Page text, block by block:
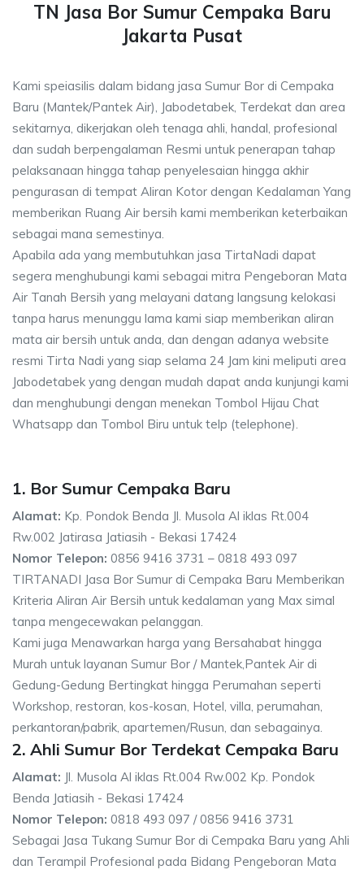
TN Jasa Bor Sumur Cempaka Baru
Jakarta Pusat
Kami speiasilis dalam bidang jasa Sumur Bor di Cempaka
Baru (Mantek/Pantek Air), Jabodetabek, Terdekat dan area
sekitarnya, dikerjakan oleh tenaga ahli, handal, profesional
dan sudah berpengalaman Resmi untuk penerapan tahap
pelaksanaan hingga tahap penyelesaian hingga akhir
pengurasan di tempat Aliran Kotor dengan Kedalaman Yang
memberikan Ruang Air bersih kami memberikan keterbaikan
sebagai mana semestinya.
Apabila ada yang membutuhkan jasa TirtaNadi dapat
segera menghubungi kami sebagai mitra Pengeboran Mata
Air Tanah Bersih yang melayani datang langsung kelokasi
tanpa harus menunggu lama kami siap memberikan aliran
mata air bersih untuk anda, dan dengan adanya website
resmi Tirta Nadi yang siap selama 24 Jam kini meliputi area
Jabodetabek yang dengan mudah dapat anda kunjungi kami
dan menghubungi dengan menekan Tombol Hijau Chat
Whatsapp dan Tombol Biru untuk telp (telephone).
1. Bor Sumur Cempaka Baru
Alamat: Kp. Pondok Benda Jl. Musola Al iklas Rt.004
Rw.002 Jatirasa Jatiasih - Bekasi 17424
Nomor Telepon: 0856 9416 3731 – 0818 493 097
TIRTANADI Jasa Bor Sumur di Cempaka Baru Memberikan
Kriteria Aliran Air Bersih untuk kedalaman yang Max simal
tanpa mengecewakan pelanggan.
Kami juga Menawarkan harga yang Bersahabat hingga
Murah untuk layanan Sumur Bor / Mantek,Pantek Air di
Gedung-Gedung Bertingkat hingga Perumahan seperti
Workshop, restoran, kos-kosan, Hotel, villa, perumahan,
perkantoran/pabrik, apartemen/Rusun, dan sebagainya.
2. Ahli Sumur Bor Terdekat Cempaka Baru
Alamat: Jl. Musola Al iklas Rt.004 Rw.002 Kp. Pondok
Benda Jatiasih - Bekasi 17424
Nomor Telepon: 0818 493 097 / 0856 9416 3731
Sebagai Jasa Tukang Sumur Bor di Cempaka Baru yang Ahli
dan Terampil Profesional pada Bidang Pengeboran Mata